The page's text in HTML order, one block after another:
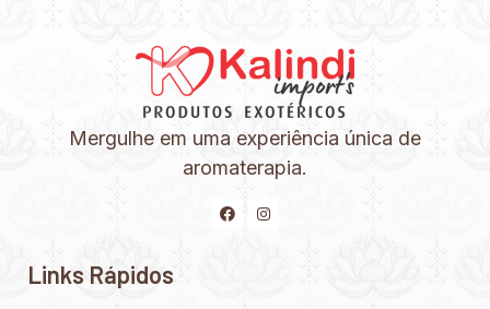
Mergulhe em uma experiência única de
aromaterapia.
Links Rápidos